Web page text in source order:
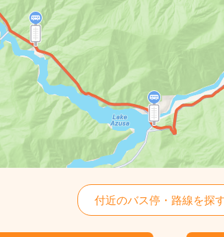
付近のバス停・路線を探